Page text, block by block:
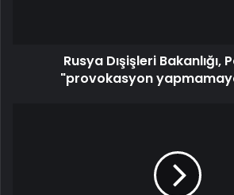
Rusya Dışişleri Bakanlığı,
"provokasyon